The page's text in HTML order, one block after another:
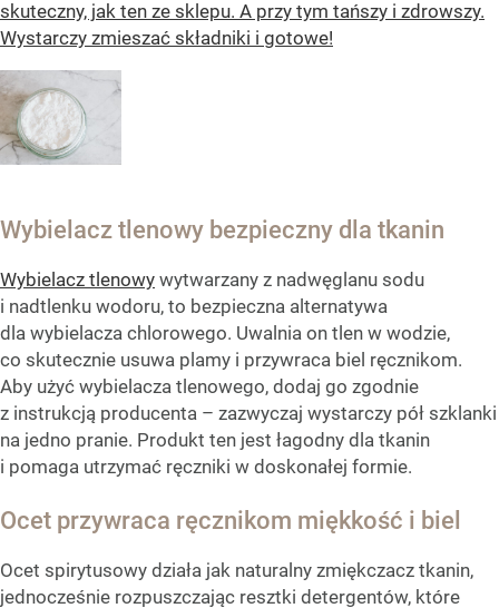
skuteczny, jak ten ze sklepu. A przy tym tańszy i zdrowszy.
Wystarczy zmieszać składniki i gotowe!
Wybielacz tlenowy bezpieczny dla tkanin
Wybielacz tlenowy wytwarzany z nadwęglanu sodu
i nadtlenku wodoru, to bezpieczna alternatywa
dla wybielacza chlorowego. Uwalnia on tlen w wodzie,
co skutecznie usuwa plamy i przywraca biel ręcznikom.
Aby użyć wybielacza tlenowego, dodaj go zgodnie
z instrukcją producenta – zazwyczaj wystarczy pół szklanki
na jedno pranie. Produkt ten jest łagodny dla tkanin
i pomaga utrzymać ręczniki w doskonałej formie.
Ocet przywraca ręcznikom miękkość i biel
Ocet spirytusowy działa jak naturalny zmiękczacz tkanin,
jednocześnie rozpuszczając resztki detergentów, które